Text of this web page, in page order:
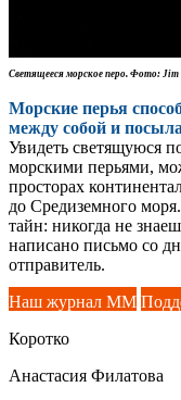
Светящееся морское перо. Фото: Jim
Морские перья
между собой и
Увидеть светящуюся
морскими перьями,
просторах
до Средиземного
тайн: никогда не
написано письмо со
отправитель.
Наш журнал ММ
Коротко
Анастасия Филатова